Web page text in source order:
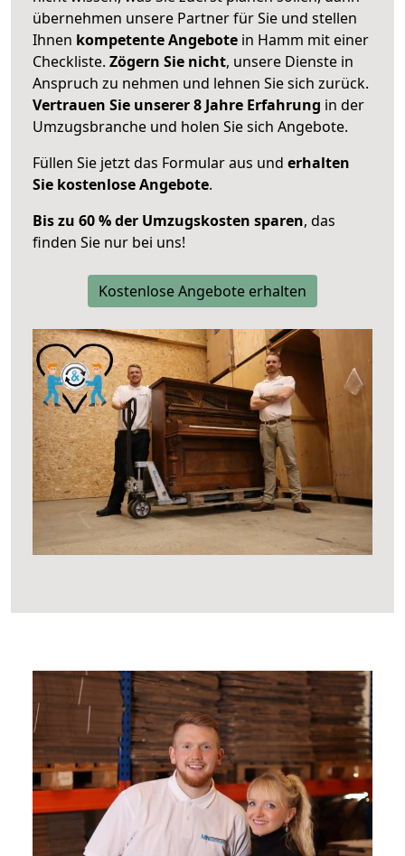
übernehmen unsere Partner für Sie und stellen
Ihnen kompetente Angebote in Hamm mit einer
Checkliste. Zögern Sie nicht, unsere Dienste in
Anspruch zu nehmen und lehnen Sie sich zurück.
Vertrauen Sie unserer 8 Jahre Erfahrung in der
Umzugsbranche und holen Sie sich Angebote.
Füllen Sie jetzt das Formular aus und erhalten
Sie kostenlose Angebote.
Bis zu 60 % der Umzugskosten sparen, das
finden Sie nur bei uns!
Kostenlose Angebote erhalten